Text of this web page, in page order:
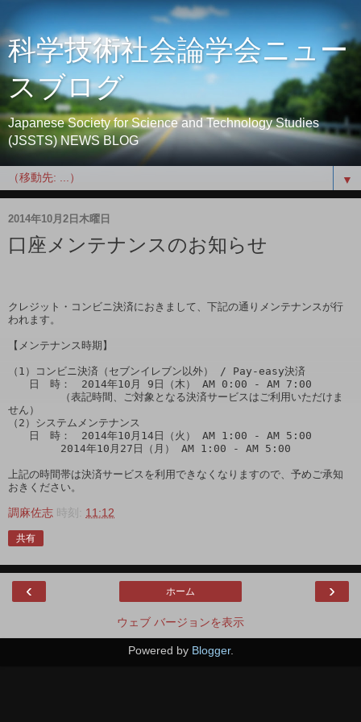
科学技術社会論学会ニュー
スブログ
Japanese Society for Science and Technology Studies
(JSSTS) NEWS BLOG
▼
2014年10月2日木曜日
口座メンテナンスのお知らせ
クレジット・コンビニ決済におきまして、下記の通りメンテナンスが行
われます。
【メンテナンス時期】
（1）コンビニ決済（セブンイレブン以外） / Pay-easy決済
日　時：　2014年10月 9日（木） AM 0:00 - AM 7:00
（表記時間、ご対象となる決済サービスはご利用いただけま
せん）
（2）システムメンテナンス
日　時：　2014年10月14日（火） AM 1:00 - AM 5:00
2014年10月27日（月） AM 1:00 - AM 5:00
上記の時間帯は決済サービスを利用できなくなりますので、予めご承知
おきください。
調麻佐志 時刻: 11:12
共有
‹ ›
ホーム
ウェブ バージョンを表示
Powered by Blogger.